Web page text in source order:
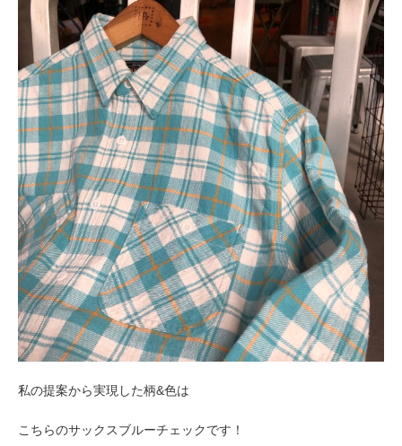
私の提案から実現した柄&色は
こちらのサックスブルーチェックです！